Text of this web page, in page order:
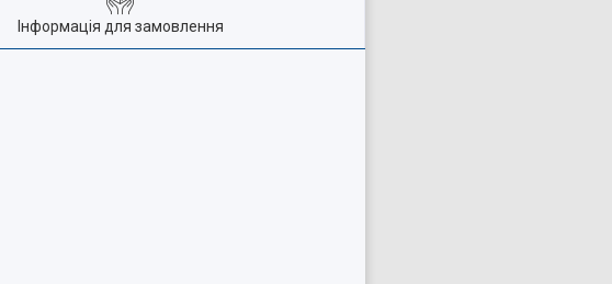
Інформація для замовлення